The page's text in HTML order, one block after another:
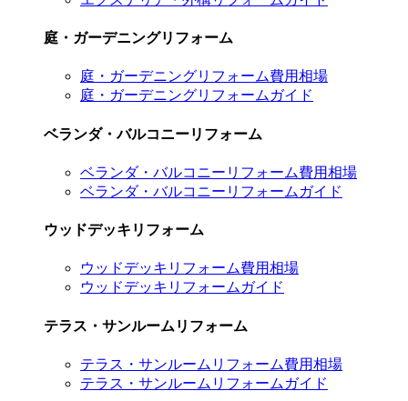
庭・ガーデニングリフォーム
庭・ガーデニングリフォーム費用相場
庭・ガーデニングリフォームガイド
ベランダ・バルコニーリフォーム
ベランダ・バルコニーリフォーム費用相場
ベランダ・バルコニーリフォームガイド
ウッドデッキリフォーム
ウッドデッキリフォーム費用相場
ウッドデッキリフォームガイド
テラス・サンルームリフォーム
テラス・サンルームリフォーム費用相場
テラス・サンルームリフォームガイド